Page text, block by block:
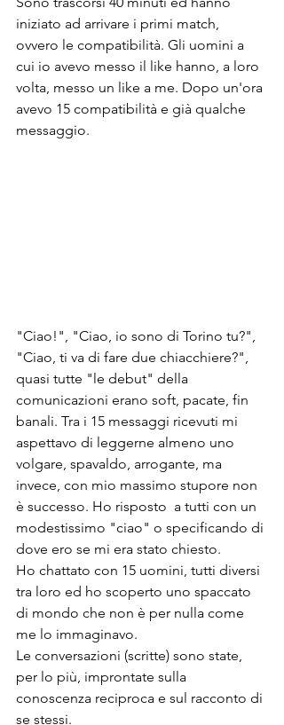
iniziato ad arrivare i primi match,
ovvero le compatibilità. Gli uomini a
cui io avevo messo il like hanno, a loro
volta, messo un like a me. Dopo un'ora
avevo 15 compatibilità e già qualche
messaggio.
"Ciao!", "Ciao, io sono di Torino tu?",
"Ciao, ti va di fare due chiacchiere?",
quasi tutte "le debut" della
comunicazioni erano soft, pacate, fin
banali. Tra i 15 messaggi ricevuti mi
aspettavo di leggerne almeno uno
volgare, spavaldo, arrogante, ma
invece, con mio massimo stupore non
è successo. Ho risposto  a tutti con un
modestissimo "ciao" o specificando di
dove ero se mi era stato chiesto.
Ho chattato con 15 uomini, tutti diversi
tra loro ed ho scoperto uno spaccato
di mondo che non è per nulla come
me lo immaginavo.
Le conversazioni (scritte) sono state,
per lo più, improntate sulla
conoscenza reciproca e sul racconto di
se stessi.